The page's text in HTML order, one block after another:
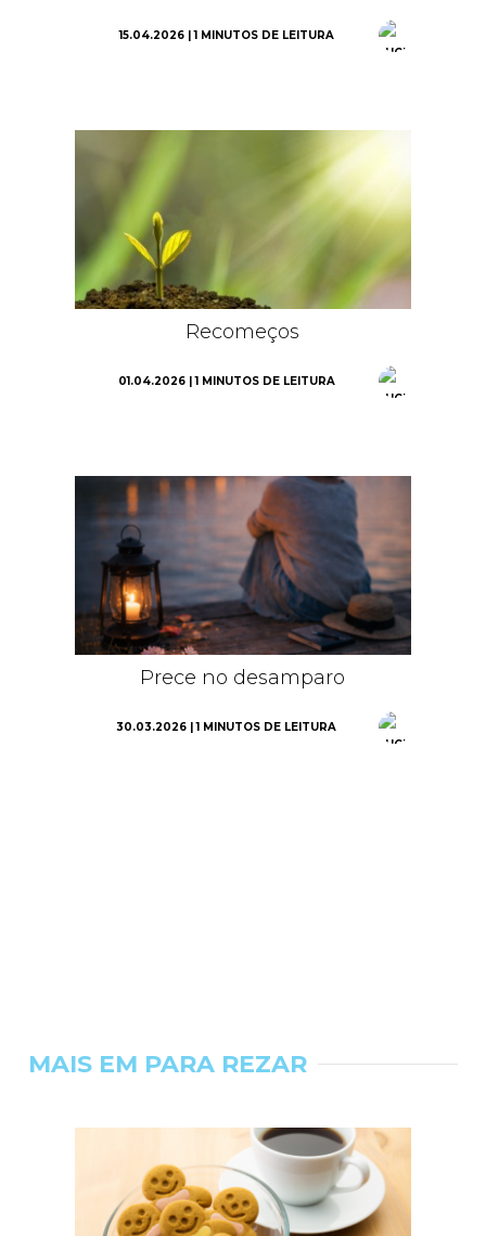
15.04.2026 | 1 MINUTOS DE LEITURA
Recomeços
01.04.2026 | 1 MINUTOS DE LEITURA
Prece no desamparo
30.03.2026 | 1 MINUTOS DE LEITURA
MAIS EM PARA REZAR